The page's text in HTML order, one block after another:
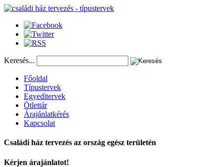
Keresés...
Főoldal
Típustervek
Egyeditervek
Ötlettár
Árajánlatkérés
Kapcsolat
Családi ház tervezés az ország egész területén
Kérjen árajánlatot!